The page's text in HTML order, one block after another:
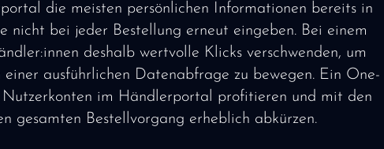
die meisten persönlichen Informationen bereits in
nicht bei jeder Bestellung erneut eingeben. Bei einem
deshalb wertvolle Klicks verschwenden, um
ausführlichen Datenabfrage zu bewegen. Ein One-
Nutzerkonten im Händlerportal profitieren und mit den
gesamten Bestellvorgang erheblich abkürzen.